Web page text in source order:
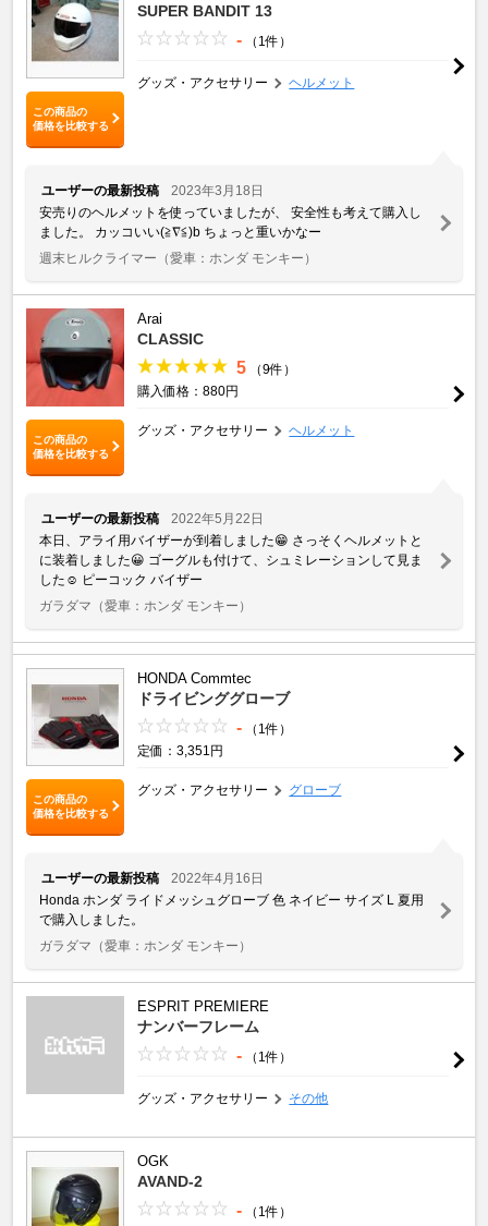
この商品の
価格を比較する
SUPER BANDIT 13
- （1件）
グッズ・アクセサリー ヘルメット
ユーザーの最新投稿
2023年3月18日
安売りのヘルメットを使っていましたが、 安全性も考えて購入し
ました。 カッコいい(≧∇≦)b ちょっと重いかなー
週末ヒルクライマー （愛車：ホンダ モンキー）
この商品の
価格を比較する
Arai
CLASSIC
5
（9件）
購入価格：880円
グッズ・アクセサリー ヘルメット
ユーザーの最新投稿
2022年5月22日
本日、アライ用バイザーが到着しました😁 さっそくヘルメットと
に装着しました😀 ゴーグルも付けて、シュミレーションして見ま
した☺ ピーコック バイザー
ガラダマ （愛車：ホンダ モンキー）
この商品の
価格を比較する
HONDA Commtec
ドライビンググローブ
-
（1件）
定価：3,351円
グッズ・アクセサリー グローブ
ユーザーの最新投稿
2022年4月16日
Honda ホンダ ライドメッシュグローブ 色 ネイビー サイズ L 夏用
で購入しました。
ガラダマ （愛車：ホンダ モンキー）
ESPRIT PREMIERE
ナンバーフレーム
- （1件）
グッズ・アクセサリー その他
OGK
AVAND-2
-
（1件）